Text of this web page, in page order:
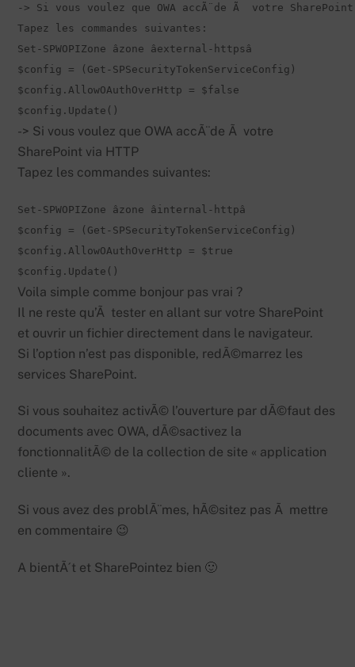
-> Si vous voulez que OWA accÃ¨de Ã  votre
Tapez les commandes suivantes:
Set-SPWOPIZone âzone âexternal-httpsâ
$config = (Get-SPSecurityTokenServiceConfig)
$config.AllowOAuthOverHttp = $false
$config.Update()
-> Si vous voulez que OWA accÃ¨de Ã votre
SharePoint via HTTP
Tapez les commandes suivantes:
Set-SPWOPIZone âzone âinternal-httpâ
$config = (Get-SPSecurityTokenServiceConfig)
$config.AllowOAuthOverHttp = $true
Voila simple comme bonjour pas vrai ?
Il ne reste qu’Ã tester en allant sur votre SharePoint
et ouvrir un fichier directement dans le navigateur.
Si l’option n’est pas disponible, redÃ©marrez les
services SharePoint.
Si vous souhaitez activÃ© l’ouverture par dÃ©faut des
documents avec OWA, dÃ©sactivez la
fonctionnalitÃ© de la collection de site « application
cliente ».
Si vous avez des problÃ¨mes, hÃ©sitez pas Ã mettre
en commentaire 😉
A bientÃ´t et SharePointez bien 🙂